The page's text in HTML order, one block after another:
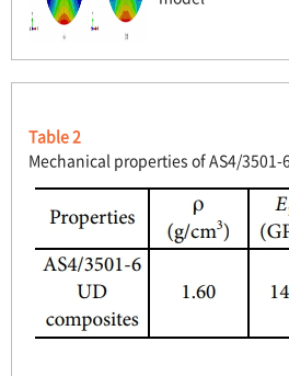
Table 2
Mechanical properties of AS4/3501-